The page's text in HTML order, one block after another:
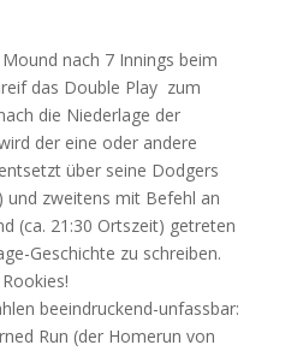
nach 7 Innings beim
das Double Play zum
die Niederlage der
der eine oder andere
über seine Dodgers
und zweitens mit Befehl an
(ca. 21:30 Ortszeit) getreten
Geschichte zu schreiben.
beeindruckend-unfassbar:
Run (der Homerun von